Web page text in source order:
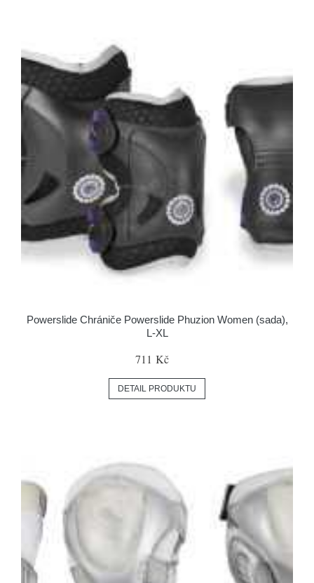
Powerslide Chrániče Powerslide Phuzion Women (sada),
L-XL
711 Kč
DETAIL PRODUKTU